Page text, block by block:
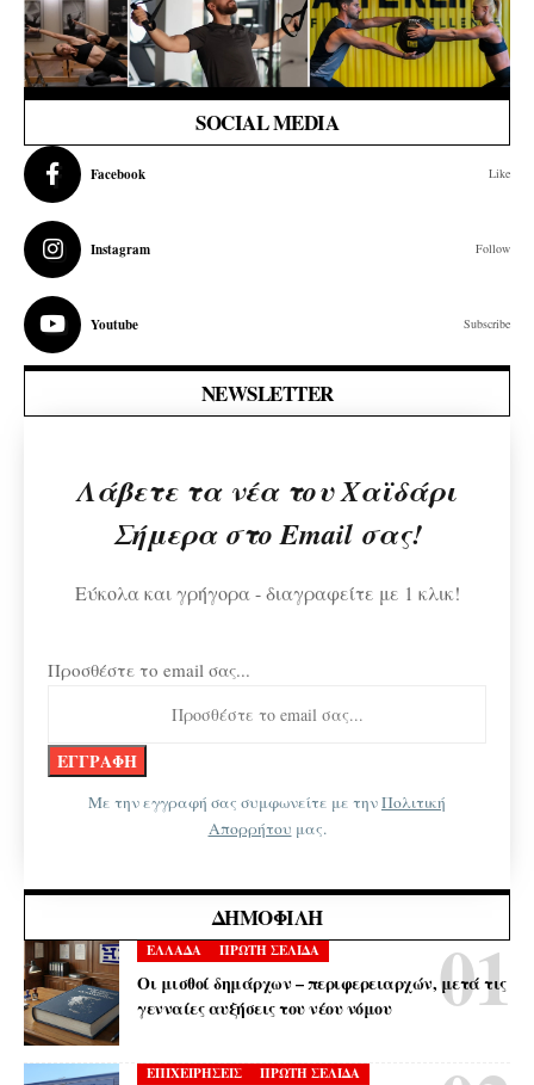
SOCIAL MEDIA
Facebook Like
Instagram Follow
Youtube Subscribe
NEWSLETTER
Λάβετε τα νέα του Χαϊδάρι
Σήμερα στο Email σας!
Εύκολα και γρήγορα - διαγραφείτε με 1 κλικ!
Προσθέστε το email σας...
Με την εγγραφή σας συμφωνείτε με τηνΠολιτική
Απορρήτου μας.
ΔΗΜΟΦΙΛΉ
ΕΛΛΑΔΑ ΠΡΩΤΗ ΣΕΛΙΔΑ
Οι μισθοί δημάρχων – περιφερειαρχών, μετά τις
γενναίες αυξήσεις του νέου νόμου
ΕΠΙΧΕΙΡΗΣΕΙΣ ΠΡΩΤΗ ΣΕΛΙΔΑ